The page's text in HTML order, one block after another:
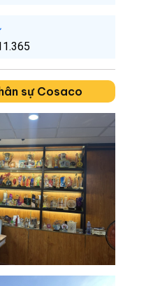
sự Cosaco